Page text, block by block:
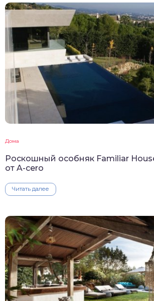
Дома
Роскошный особняк Familiar
от A-cero
Читать далее